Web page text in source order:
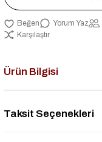
Yorum Yaz
Karşılaştır
Ürün Bilgisi
Taksit Seçenekleri